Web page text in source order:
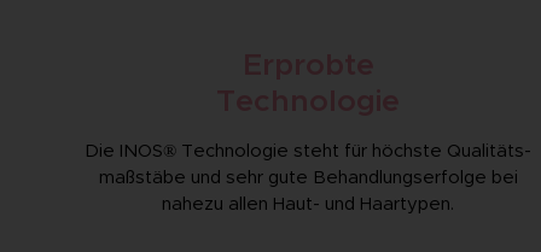
Die INOS® Technologie steht für höchste Qualitäts­
maßstäbe und sehr gute Behandlungs­erfolge bei
nahezu allen Haut- und Haartypen.